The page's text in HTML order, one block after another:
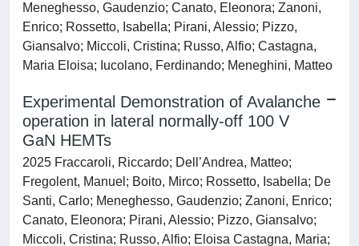
Meneghesso, Gaudenzio; Canato, Eleonora; Zanoni,
Enrico; Rossetto, Isabella; Pirani, Alessio; Pizzo,
Giansalvo; Miccoli, Cristina; Russo, Alfio; Castagna,
Maria Eloisa; Iucolano, Ferdinando; Meneghini, Matteo
Experimental Demonstration of Avalanche
operation in lateral normally-off 100 V
GaN HEMTs
2025 Fraccaroli, Riccardo; Dell’Andrea, Matteo;
Fregolent, Manuel; Boito, Mirco; Rossetto, Isabella; De
Santi, Carlo; Meneghesso, Gaudenzio; Zanoni, Enrico;
Canato, Eleonora; Pirani, Alessio; Pizzo, Giansalvo;
Miccoli, Cristina; Russo, Alfio; Eloisa Castagna, Maria;